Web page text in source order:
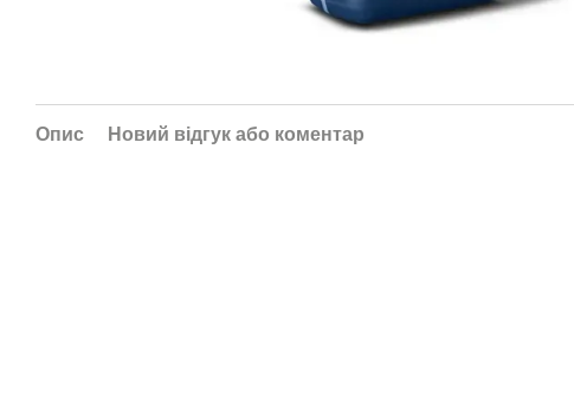
Опис Новий відгук або коментар